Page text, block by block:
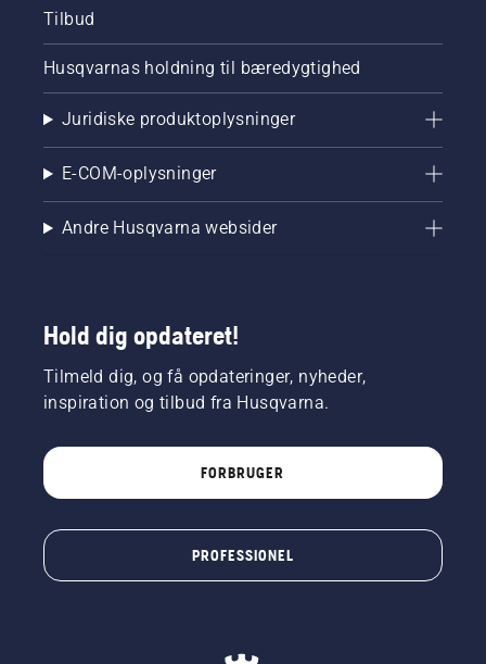
Tilbud
Husqvarnas holdning til bæredygtighed
Juridiske produktoplysninger
E-COM-oplysninger
Andre Husqvarna websider
Hold dig opdateret!
Tilmeld dig, og få opdateringer, nyheder,
inspiration og tilbud fra Husqvarna.
FORBRUGER
PROFESSIONEL